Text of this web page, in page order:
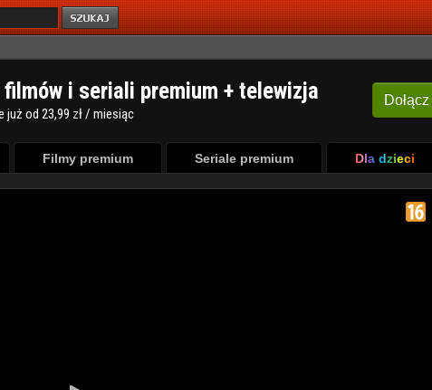
Dołącz
filmów i seriali premium + telewizja
już od 23,99 zł / miesiąc
Filmy premium Seriale premium Dla dzieci